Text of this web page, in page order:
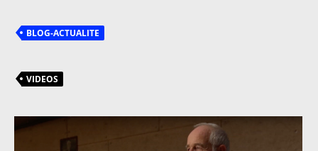
BLOG-ACTUALITE
VIDEOS